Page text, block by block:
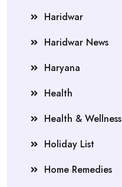
Haridwar
Haridwar News
Haryana
Health
Health & Wellness
Holiday List
Home Remedies